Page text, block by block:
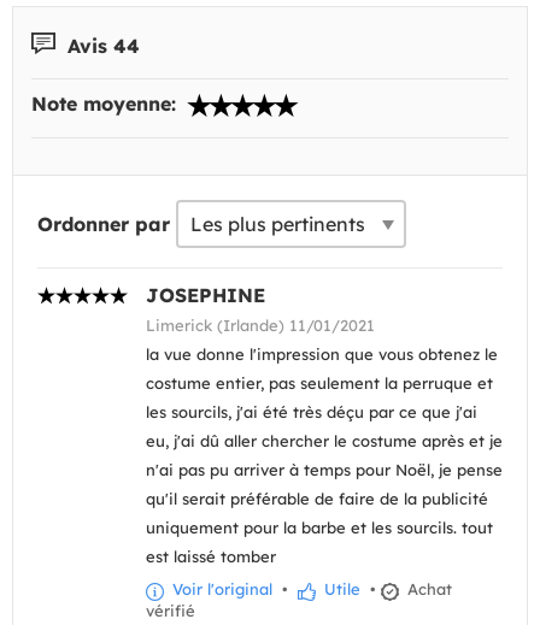
Avis 44
Note moyenne:
Ordonner par
JOSEPHINE
Limerick (Irlande) 11/01/2021
la vue donne l'impression que vous obtenez le
costume entier, pas seulement la perruque et
les sourcils, j'ai été très déçu par ce que j'ai
eu, j'ai dû aller chercher le costume après et je
n'ai pas pu arriver à temps pour Noël, je pense
qu'il serait préférable de faire de la publicité
uniquement pour la barbe et les sourcils. tout
est laissé tomber
Voir l'original • Utile •
Achat
vérifié